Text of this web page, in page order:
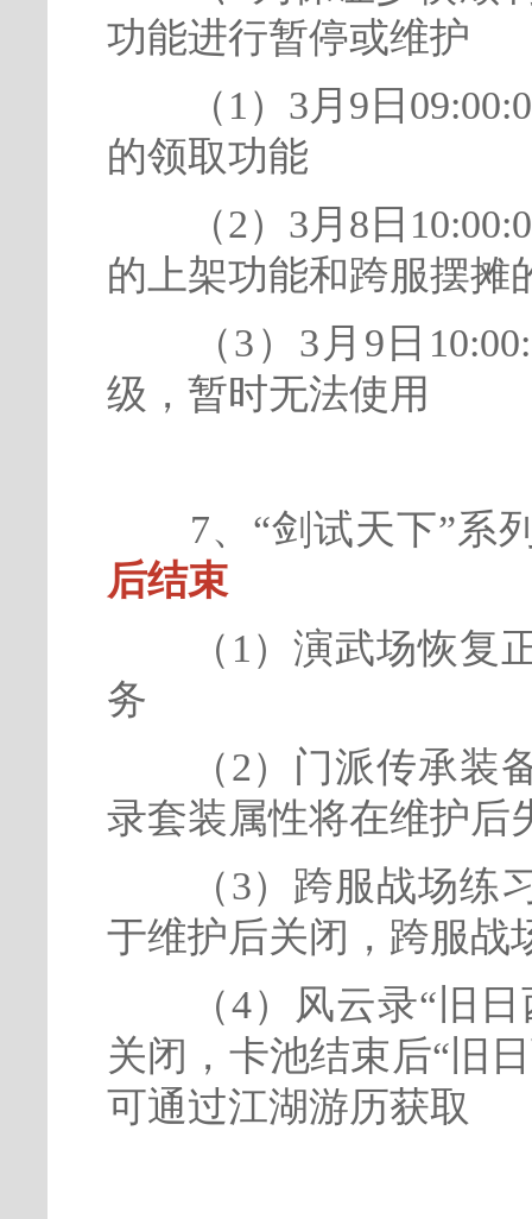
功能进行暂停或维护
（1）3月9日
的领取功能
（2）3月8日
的上架功能和跨服摆摊
（3）3月9日
级，暂时无法使用
7、“剑试天下”系
后结束
（1）演武场恢复正
务
（2）门派传承装备
录套装属性将在维护后
（3）跨服战场练习
于维护后关闭，跨服战
（4）风云录“旧日
关闭，卡池结束后“旧
可通过江湖游历获取